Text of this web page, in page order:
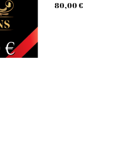
80,00 €